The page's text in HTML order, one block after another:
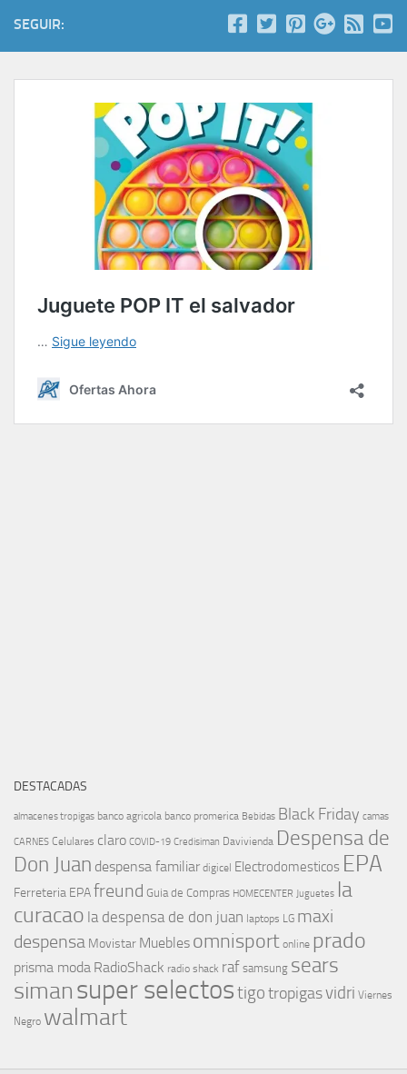
SEGUIR:
DESTACADAS
almacenes tropigas banco agricola banco promerica Bebidas Black Friday camas
CARNES Celulares claro COVID-19 Credisiman Davivienda Despensa de
Don Juan despensa familiar digicel Electrodomesticos EPA
Ferreteria EPAfreund Guia de Compras HOMECENTER Juguetes la
curacao la despensa de don juan laptops LG maxi
despensa Movistar Muebles omnisport online prado
prisma moda RadioShack radio shack raf samsung sears
simansuper selectostigotropigasvidri Viernes
Negro walmart